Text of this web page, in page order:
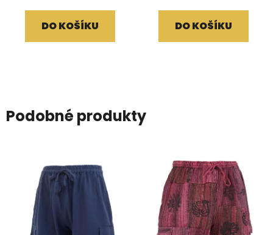
DO KOŠÍKU DO KOŠÍKU
Podobné produkty